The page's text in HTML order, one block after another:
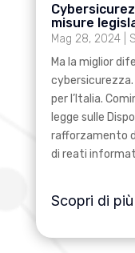
misure
Mag 28, 2024|
Ma la miglior
per l’Italia.
legge sulle
rafforzamento
di reati
Scopri di più